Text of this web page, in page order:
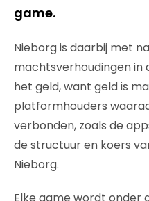
game.
Nieborg is daarbij met
machtsverhoudingen in
het geld, want geld is
platformhouders
verbonden, zoals de
de structuur en koers
Nieborg.
Elke game wordt onder